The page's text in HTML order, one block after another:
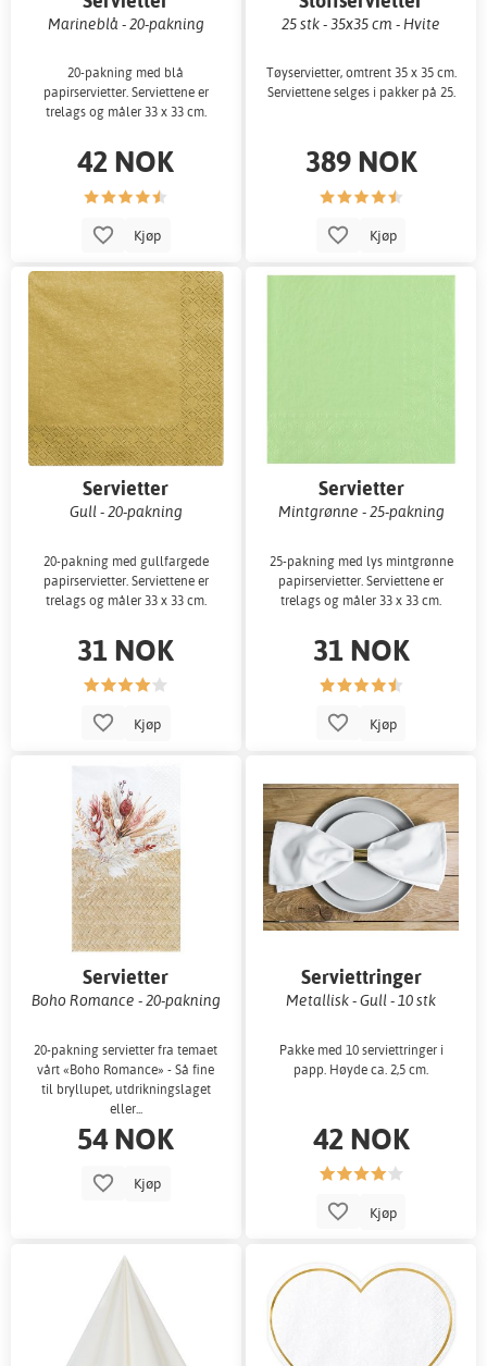
Marineblå - 20-pakning
20-pakning med blå
papirservietter. Serviettene er
trelags og måler 33 x 33 cm.
42 NOK
Kjøp
25 stk - 35x35 cm - Hvite
Tøyservietter, omtrent 35 x 35 cm.
Serviettene selges i pakker på 25.
389 NOK
Kjøp
Servietter
Gull - 20-pakning
20-pakning med gullfargede
papirservietter. Serviettene er
trelags og måler 33 x 33 cm.
31 NOK
Kjøp
Servietter
Mintgrønne - 25-pakning
25-pakning med lys mintgrønne
papirservietter. Serviettene er
trelags og måler 33 x 33 cm.
31 NOK
Kjøp
Servietter
Boho Romance - 20-pakning
20-pakning servietter fra temaet
vårt «Boho Romance» - Så fine
til bryllupet, utdrikningslaget
eller...
54 NOK
Kjøp
Serviettringer
Metallisk - Gull - 10 stk
Pakke med 10 serviettringer i
papp. Høyde ca. 2,5 cm.
42 NOK
Kjøp